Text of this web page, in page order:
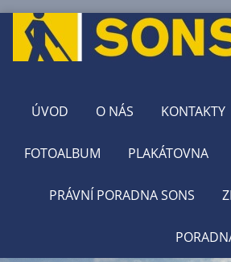
ÚVOD O NÁS KONTAKTY
FOTOALBUM PLAKÁTOVNA
PRÁVNÍ PORADNA SONS